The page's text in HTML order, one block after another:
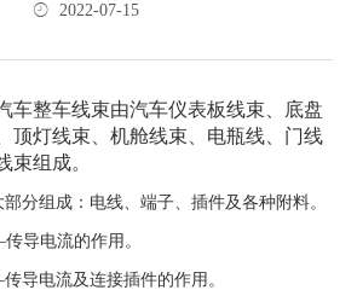
2022-07-15
车整车线束由汽车仪表板线束、底盘
顶灯线束、机舱线束、电瓶线、门线
束组成。
部分组成：电线、端子、插件及各种附料。
导电流的作用。
导电流及连接插件的作用。